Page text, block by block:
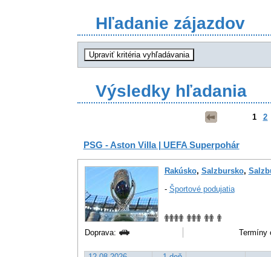
Hľadanie zájazdov
Výsledky hľadania
1 2
PSG - Aston Villa | UEFA Superpohár
Rakúsko, Salzbursko,
- Športové podujatia
Doprava: Termíny